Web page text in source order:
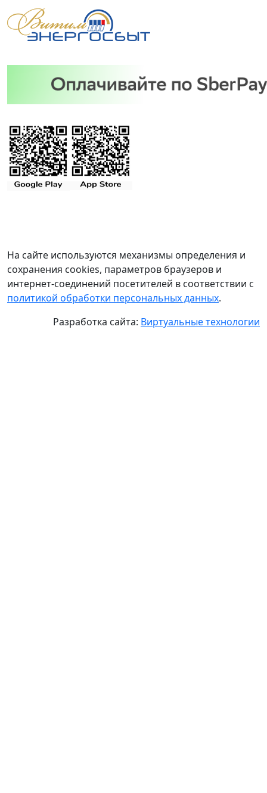
На сайте используются механизмы определения и
сохранения cookies, параметров браузеров и
интернет-соединений посетителей в соответствии с
политикой обработки персональных данных.
Разработка сайта: Виртуальные технологии